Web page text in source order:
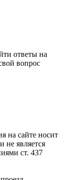
ответы на
вопрос
на сайте носит
не является
ст. 437